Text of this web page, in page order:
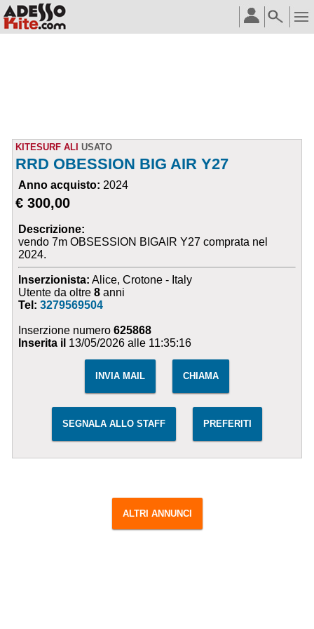
KITESURF ALI USATO
RRD OBESSION BIG AIR Y27
Anno acquisto: 2024
€ 300,00
Descrizione:
vendo 7m OBSESSION BIGAIR Y27 comprata nel
2024.
Inserzionista: Alice, Crotone - Italy
Utente da oltre8 anni
Tel:3279569504
Inserzione numero625868
Inserita il 13/05/2026 alle 11:35:16
INVIA MAIL CHIAMA
SEGNALA ALLO STAFF PREFERITI
ALTRI ANNUNCI